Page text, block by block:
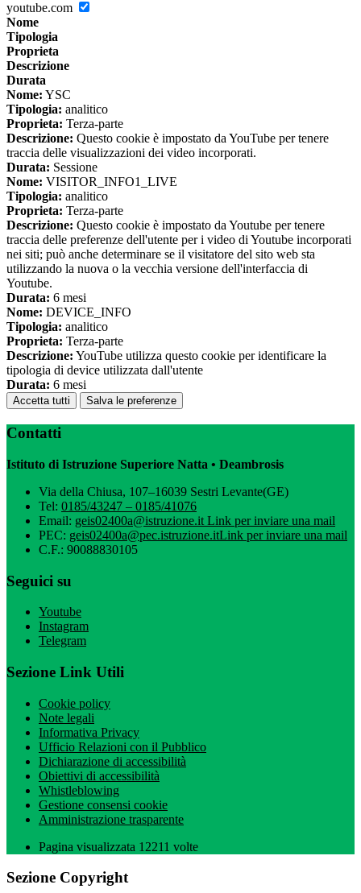
youtube.com
Nome
Tipologia
Proprieta
Descrizione
Durata
Nome: YSC
Tipologia: analitico
Proprieta: Terza-parte
Descrizione: Questo cookie è impostato da YouTube per tenere
traccia delle visualizzazioni dei video incorporati.
Durata: Sessione
Nome: VISITOR_INFO1_LIVE
Tipologia: analitico
Proprieta: Terza-parte
Descrizione: Questo cookie è impostato da Youtube per tenere
traccia delle preferenze dell'utente per i video di Youtube incorporati
nei siti; può anche determinare se il visitatore del sito web sta
utilizzando la nuova o la vecchia versione dell'interfaccia di
Youtube.
Durata: 6 mesi
Nome: DEVICE_INFO
Tipologia: analitico
Proprieta: Terza-parte
Descrizione: YouTube utilizza questo cookie per identificare la
tipologia di device utilizzata dall'utente
Durata: 6 mesi
Accetta tutti Salva le preferenze
Contatti
Istituto di Istruzione Superiore Natta • Deambrosis
Via della Chiusa, 107–16039 Sestri Levante(GE)
Tel: 0185/43247 – 0185/41076
Email: geis02400a@istruzione.it Link per inviare una mail
PEC: geis02400a@pec.istruzione.itLink per inviare una mail
C.F.: 90088830105
Seguici su
Youtube
Instagram
Telegram
Sezione Link Utili
Cookie policy
Note legali
Informativa Privacy
Ufficio Relazioni con il Pubblico
Dichiarazione di accessibilità
Obiettivi di accessibilità
Whistleblowing
Gestione consensi cookie
Amministrazione trasparente
Pagina visualizzata 12211 volte
Sezione Copyright